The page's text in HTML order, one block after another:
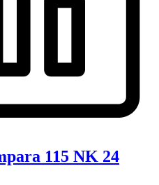
115 NK 24